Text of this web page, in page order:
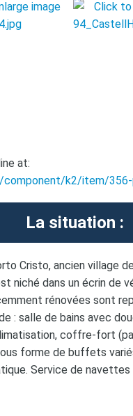
at:
k2/item/
La situation :
Cristo, ancien village
niché dans un écrin de
rénovées sont
: salle de bains avec
coffre-fort
forme de buffets
Service de